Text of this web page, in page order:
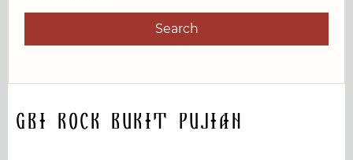
Search
GBI ROCK Bukit Pujian